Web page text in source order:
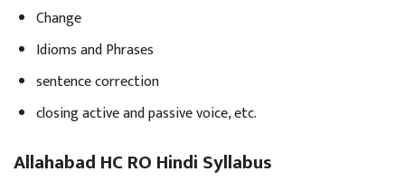
Change
Idioms and Phrases
sentence correction
closing active and passive voice, etc.
Allahabad HC RO Hindi Syllabus